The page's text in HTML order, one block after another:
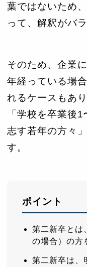
葉ではないため
って、解釈がバ
そのため、企業
年経っている場
れるケースもあ
「学校を卒業後
志す若年の方々
す。
ポイント
第二新卒とは
の場合）の方
第二新卒は、